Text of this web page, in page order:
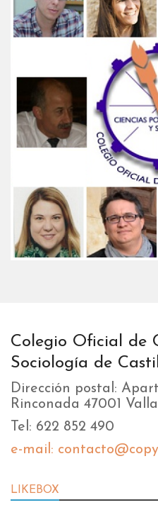
Colegio Oficial de
Sociología de
Dirección postal:
Rinconada 47001
Tel: 622 852 490
e-mail:
LIKEBOX